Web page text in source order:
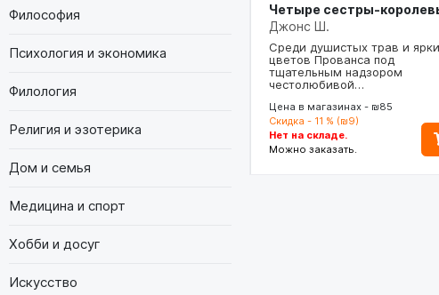
Философия
Психология и экономика
Филология
Религия и эзотерика
Дом и семья
Медицина и спорт
Хобби и досуг
Искусство
Четыре сестры-
Джонс Ш.
Среди душистых трав и
цветов Прованса под
тщательным надзором
честолюбивой…
Цена в магазинах - ₪85
Скидка - 11 % (₪9)
Нет на складе.
Можно заказать.